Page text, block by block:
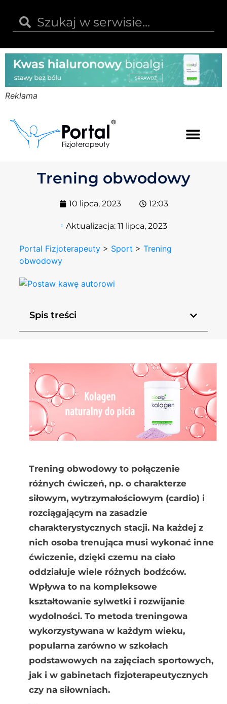
Reklama
Trening obwodowy
10 lipca, 2023 12:03
Aktualizacja: 11 lipca, 2023
Portal Fizjoterapeuty > Sport >Trening
obwodowy
Spis treści
Trening obwodowy to połączenie
różnych ćwiczeń, np. o charakterze
siłowym, wytrzymałościowym (cardio) i
rozciągającym na zasadzie
charakterystycznych stacji. Na każdej z
nich osoba trenująca musi wykonać inne
ćwiczenie, dzięki czemu na ciało
oddziałuje wiele różnych bodźców.
Wpływa to na kompleksowe
kształtowanie sylwetki i rozwijanie
wydolności. To metoda treningowa
wykorzystywana w każdym wieku,
popularna zarówno w szkołach
podstawowych na zajęciach sportowych,
jak i w gabinetach fizjoterapeutycznych
czy na siłowniach.